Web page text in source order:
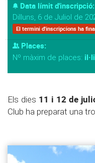
Data límit d'inscripció:
Dilluns, 6 de Juliol de
El termini d'inscripcions ha
Places:
Nº màxim de places:
Els dies 11 i 12 de
Club ha preparat una